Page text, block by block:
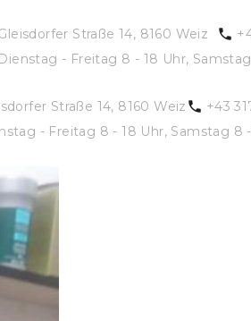
Straße 14, 8160 Weiz
Dienstag - Freitag 8 - 18 Uhr,
Straße 14, 8160 Weiz
+43
- Freitag 8 - 18 Uhr, Samstag 8